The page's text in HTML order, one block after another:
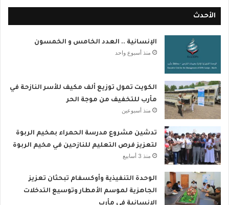
الأحدث
الإنسانية .. العدد الخامس و الخمسون
منذ أسبوع واحد
الكويت تمول توزيع ألف مكيف للأسر النازحة في
مأرب للتخفيف من موجة الحر
منذ أسبوعين
تدشين مشروع مدرسة الحمراء بمخيم الربوة
لتعزيز فرص التعليم للنازحين في مخيم الربوة
منذ 3 أسابيع
الوحدة التنفيذية وأوكسفام تبحثان تعزيز
الجاهزية لموسم الأمطار وتوسيع التدخلات
الإنسانية في مأرب